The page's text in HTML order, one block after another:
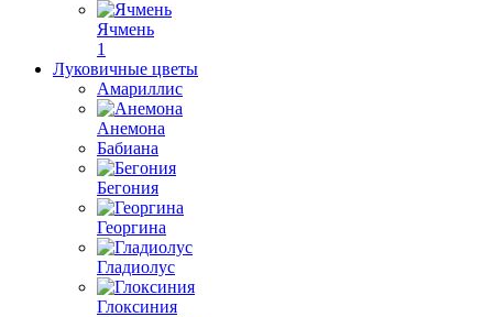
Ячмень
1
Луковичные цветы
Амариллис
Анемона
Бабиана
Бегония
Георгина
Гладиолус
Глоксиния